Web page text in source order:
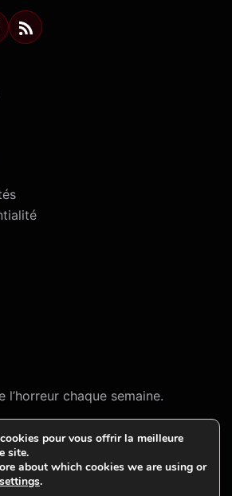
l’horreur chaque semaine.
pour vous offrir la meilleure
site.
about which cookies we are using or
settings.